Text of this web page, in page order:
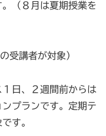
（８月は夏期授業を
受講者が対象）
日、２週間前からは
プランです。定期テ
す。